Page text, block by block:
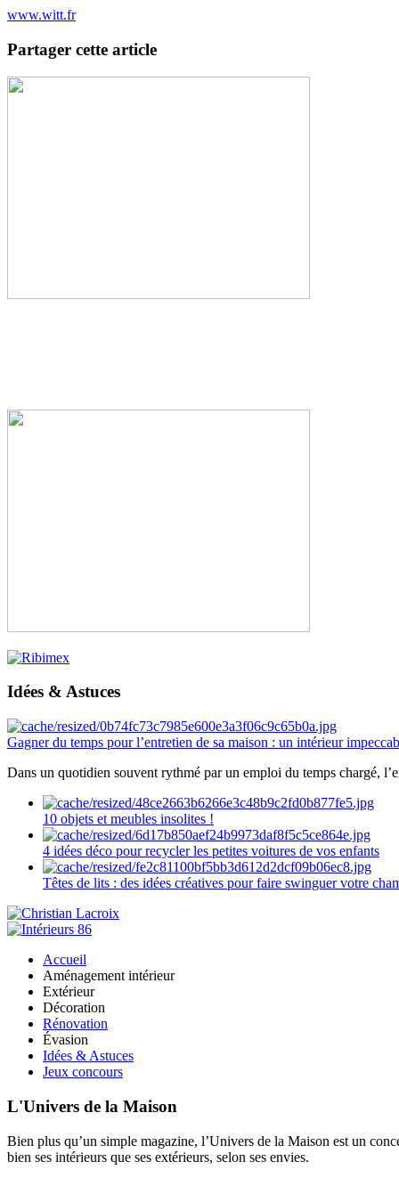
www.witt.fr
Partager cette article
Idées & Astuces
Gagner du temps pour l’entretien de sa maison : un intérieur
Dans un quotidien souvent rythmé par un emploi du temps chargé,
10 objets et meubles insolites !
4 idées déco pour recycler les petites voitures de vos enfants
Têtes de lits : des idées créatives pour faire swinguer votre
Accueil
Aménagement intérieur
Extérieur
Décoration
Rénovation
Évasion
Idées & Astuces
Jeux concours
L'Univers de la Maison
Bien plus qu’un simple magazine, l’Univers de la Maison est un
bien ses intérieurs que ses extérieurs, selon ses envies.